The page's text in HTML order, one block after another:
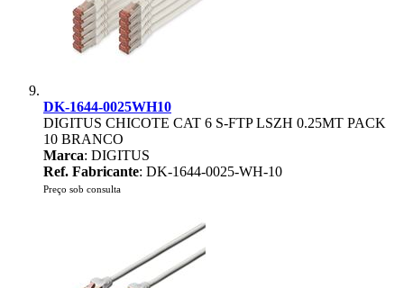
DK-1644-0025WH10
DIGITUS CHICOTE CAT 6 S-FTP LSZH 0.25MT PACK
10 BRANCO
Marca: DIGITUS
Ref. Fabricante: DK-1644-0025-WH-10
Preço sob consulta